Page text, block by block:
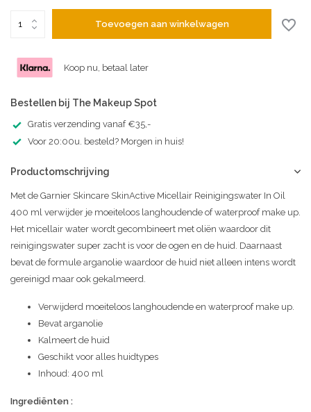
Toevoegen aan winkelwagen
Koop nu, betaal later
Bestellen bij The Makeup Spot
Gratis verzending vanaf €35,-
Voor 20:00u. besteld? Morgen in huis!
Productomschrijving
Met de Garnier Skincare SkinActive Micellair Reinigingswater In Oil
400 ml verwijder je moeiteloos langhoudende of waterproof make up.
Het micellair water wordt gecombineert met oliën waardoor dit
reinigingswater super zacht is voor de ogen en de huid. Daarnaast
bevat de formule arganolie waardoor de huid niet alleen intens wordt
gereinigd maar ook gekalmeerd.
Verwijderd moeiteloos langhoudende en waterproof make up.
Bevat arganolie
Kalmeert de huid
Geschikt voor alles huidtypes
Inhoud: 400 ml
Ingrediënten :